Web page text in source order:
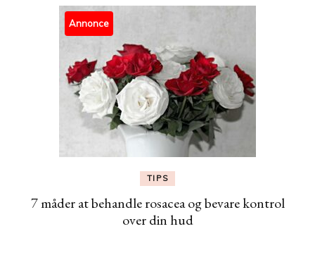
Annonce
TIPS
7 måder at behandle rosacea og bevare kontrol
over din hud